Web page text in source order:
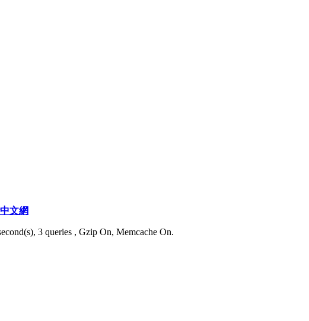
文網
3 queries , Gzip On, Memcache On.